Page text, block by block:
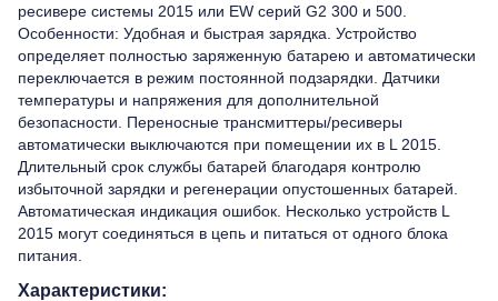
ресивере системы 2015 или EW серий G2 300 и 500.
Особенности: Удобная и быстрая зарядка. Устройство
определяет полностью заряженную батарею и автоматически
переключается в режим постоянной подзарядки. Датчики
температуры и напряжения для дополнительной
безопасности. Переносные трансмиттеры/ресиверы
автоматически выключаются при помещении их в L 2015.
Длительный срок службы батарей благодаря контролю
избыточной зарядки и регенерации опустошенных батарей.
Автоматическая индикация ошибок. Несколько устройств L
2015 могут соединяться в цепь и питаться от одного блока
питания.
Характеристики: